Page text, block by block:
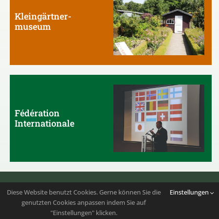
Kleingärtner-
museum
Fédération
Internationale
Copyright 2023 – 2026 | Bundesverband der
Diese Website benutzt Cookies. Gerne können Sie die
genutzten Cookies anpassen indem Sie auf
"Einstellungen" klicken.
Einstellungen